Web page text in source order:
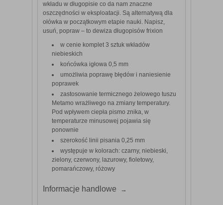
wkładu w długopisie co da nam znaczne
oszczędności w eksploatacji. Są alternatywą dla
ołówka w początkowym etapie nauki. Napisz,
usuń, popraw – to dewiza długopisów frixion
w cenie komplet 3 sztuk wkładów
niebieskich
końcówka igłowa 0,5 mm
umożliwia poprawę błędów i naniesienie
poprawek
zastosowanie termicznego żelowego tuszu
Metamo wrażliwego na zmiany temperatury.
Pod wpływem ciepła pismo znika, w
temperaturze minusowej pojawia się
ponownie
szerokość linii pisania 0,25 mm
występuje w kolorach: czarny, niebieski,
zielony, czerwony, lazurowy, fioletowy,
pomarańczowy, różowy
Informacje handlowe